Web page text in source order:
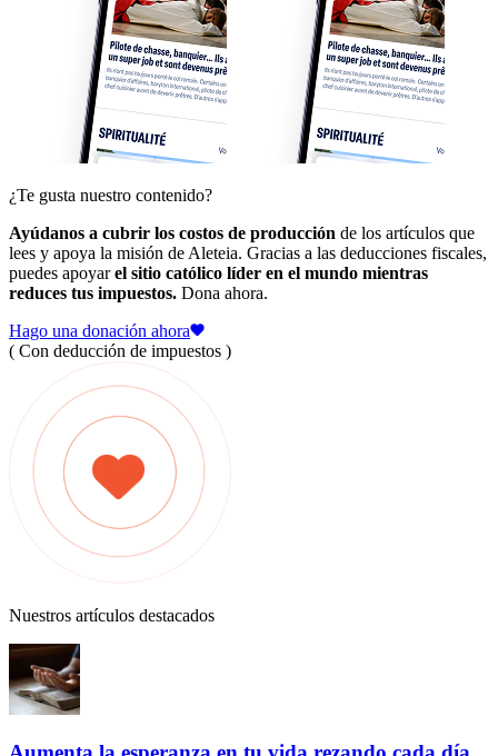
¿Te gusta nuestro contenido?
Ayúdanos a cubrir los costos de producción de los artículos que
lees y apoya la misión de Aleteia. Gracias a las deducciones fiscales,
puedes apoyarel sitio católico líder en el mundo mientras
reduces tus impuestos. Dona ahora.
Hago una donación ahora
( Con deducción de impuestos )
Nuestros artículos destacados